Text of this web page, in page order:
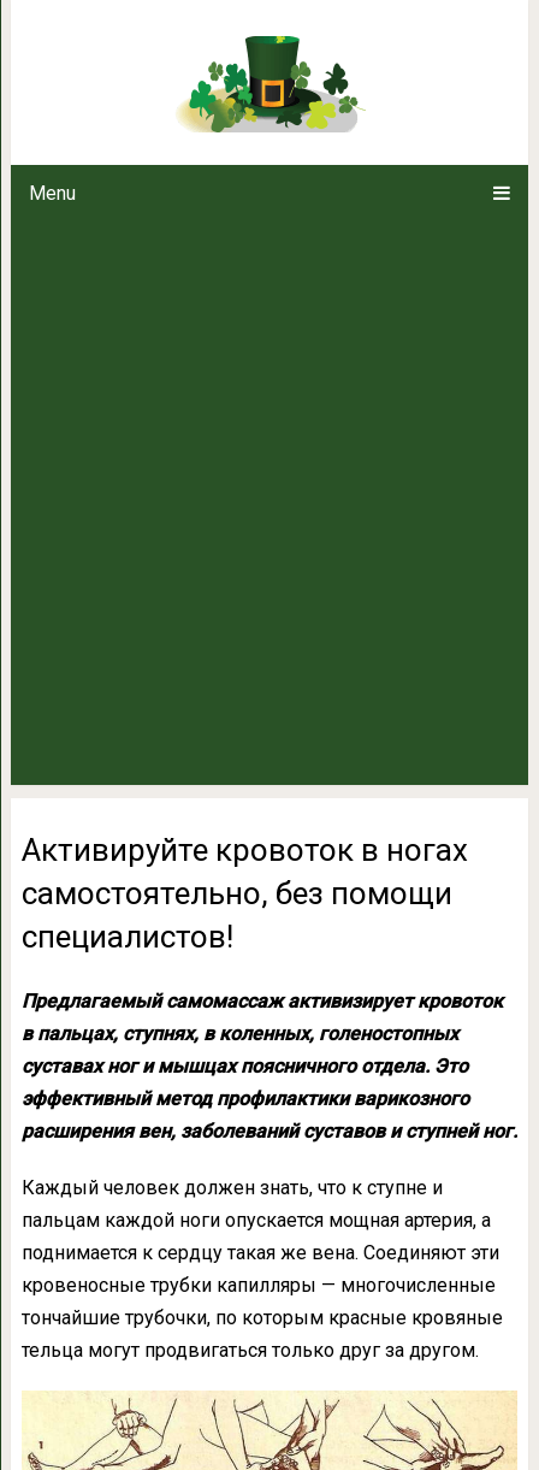
Menu
Активируйте кровоток в
Активируйте кровоток в ногах
самостоятельно, без помощи
специалистов!
Предлагаемый самомассаж активизирует кровоток
в пальцах, ступнях, в коленных, голеностопных
суставах ног и мышцах поясничного отдела. Это
эффективный метод профилактики варикозного
расширения вен, заболеваний суставов и ступней ног.
Каждый человек должен знать, что к ступне и
пальцам каждой ноги опускается мощная артерия, а
поднимается к сердцу такая же вена. Соединяют эти
кровеносные трубки капилляры — многочисленные
тончайшие трубочки, по которым красные кровяные
тельца могут продвигаться только друг за другом.